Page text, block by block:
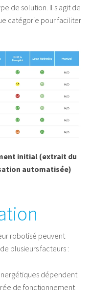
de solution. Il s'agit de
catégorie pour faciliter
initial (extrait du
automatisée)
robotisé peuvent
plusieurs facteurs :
dépendent
de fonctionnement